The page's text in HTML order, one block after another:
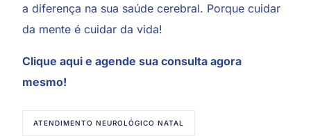
a diferença na sua saúde cerebral. Porque cuidar
da mente é cuidar da vida!
Clique aqui e agende sua consulta agora
mesmo!
ATENDIMENTO NEUROLÓGICO NATAL